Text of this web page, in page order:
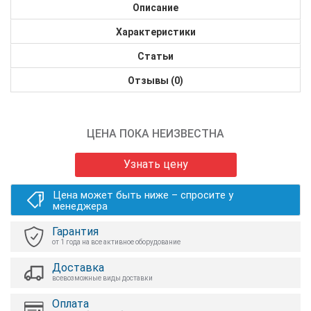
Описание
Характеристики
Статьи
Отзывы (0)
ЦЕНА ПОКА НЕИЗВЕСТНА
Узнать цену
Цена может быть ниже – спросите у
менеджера
Гарантия
от 1 года на все активное оборудование
Доставка
всевозможные виды доставки
Оплата